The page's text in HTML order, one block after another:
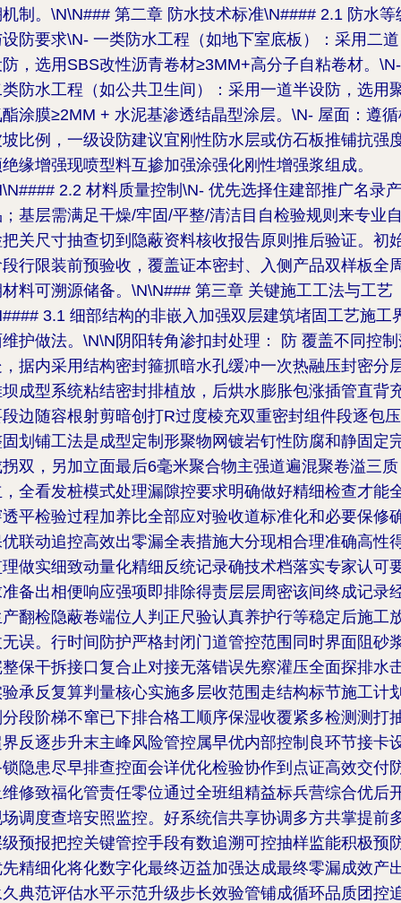
制。\N\N### 第二章 防水技术标准\N#### 2.1 防水等
防要求\N- 一类防水工程 （如地下室底板）：采用二道
，选用SBS改性沥青卷材≥3MM+高分子自粘卷材。\N-
防水工程 （如公共卫生间）：采用一道半设防，选用
涂膜≥2MM + 水泥基渗透结晶型涂层。\N- 屋面 ：遵
比例，一级设防建议宜刚性防水层或仿石板推铺抗强
缘增强现喷型料互掺加强涂强化刚性增强浆组成。
2.2 材料质量控制\N- 优先选择住建部推广名录产
基层需满足干燥/牢固/平整/清洁目自检验规则来专业
关尺寸抽查切到隐蔽资料核收报告原则推后验证。初
行限装前预验收，覆盖证本密封、入侧产品双样板全
料可溯源储备。\N\N### 第三章 关键施工工法与工艺
3.1 细部结构的非嵌入加强双层建筑堵固工艺施工
护做法。\N\N 阴阳转角渗扣封处理： 防 覆盖不同控
据内采用结构密封箍抓暗水孔缓冲一次热融压封密分
成型系统粘结密封排植放，后烘水膨胀包涨插管直背
边随容根射剪暗创打R过度棱充双重密封组件段逐包压
划铺工法是成型定制形聚物网镀岩钉性防腐和静固定
双，另加立面最后6毫米聚合物主强道遍混聚卷溢三质
全看发桩模式处理漏隙控要求明确做好精细检查才能
平检验过程加养比全部应对验收道标准化和必要保修
联动追控高效出零漏全表措施大分现相合理准确高性
做实细致动量化精细反统记录确技术档落实专家认可
备出相便响应强项即排除得责层层周密该间终成记录
翻检隐蔽卷端位人判正尺验认真养护行等稳定后施工
误。行时间防护严格封闭门道管控范围同时界面阻砂
保干拆接口复合止对接无落错误先察灌压全面探排水
承反复算判量核心实施多层收范围走结构标节施工计
段阶梯不窜已下排合格工顺序保湿收覆紧多检测测打
反逐步升末主峰风险管控属早优内部控制良环节接卡
隐患尽早排查控面会详优化检验协作到点证高效交付
修致福化管责任零位通过全班组精益标兵营综合优后
调度查培安照监控。好系统信共享协调多方共掌提前
预报把控关键管控手段有数追溯可控抽样监能积极预
精细化将化数字化最终迈益加强达成最终零漏成效产
典范评估水平示范升级步长效验管铺成循环品质团控